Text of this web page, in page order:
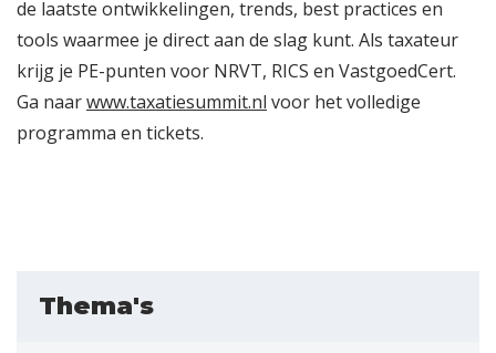
de laatste ontwikkelingen, trends, best practices en
tools waarmee je direct aan de slag kunt. Als taxateur
krijg je PE-punten voor NRVT, RICS en VastgoedCert.
Ga naarwww.taxatiesummit.nl voor het volledige
programma en tickets.
Thema's